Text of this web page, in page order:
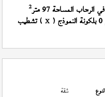
المساحة 97 متر 2
X ) تشطيب
شقة